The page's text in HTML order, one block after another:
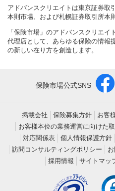
アドバンスクリエイトは東京証券取
本則市場、および札幌証券取引所本
「保険市場」のアドバンスクリエ
代理店として、あらゆる保険の情報
の新しい在り方を創造します。
保険市場公式SNS
掲載会社 保険募集方針
お客
お客様本位の業務運営に向けた
対応関係表
個人情報保護方針
訪問コンサルティングポリシー
採用情報
サイトマッ